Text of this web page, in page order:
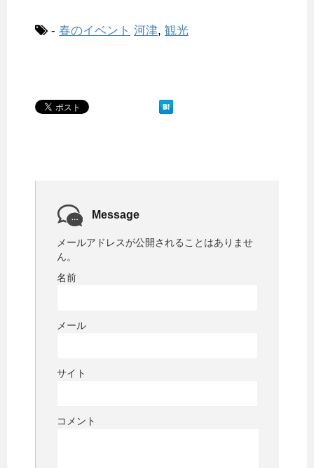
- 春のイベント 河津, 観光
Message
メールアドレスが公開されることはありませ
ん。
名前
メール
サイト
コメント